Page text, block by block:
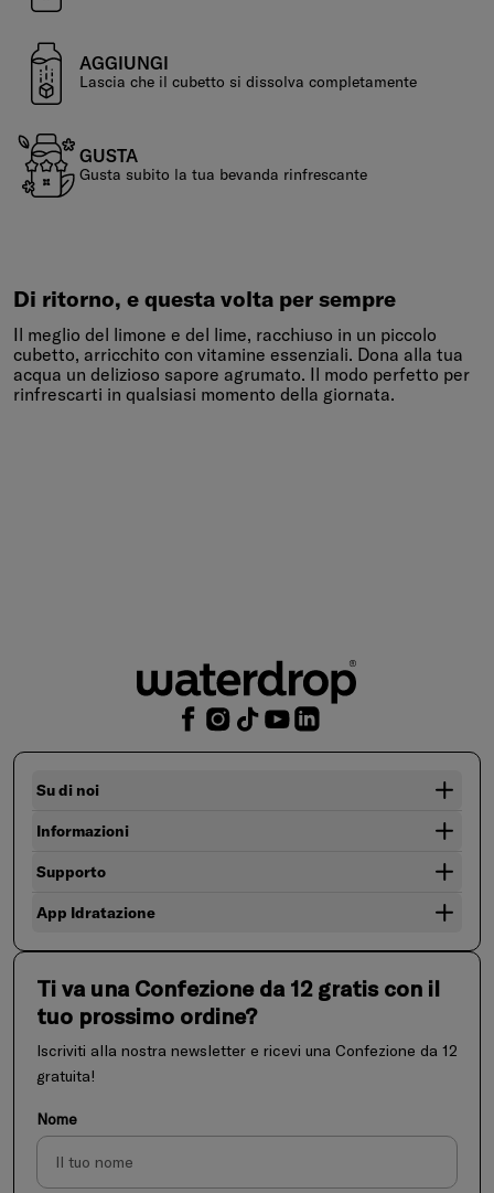
AGGIUNGI
Lascia che il cubetto si dissolva completamente
GUSTA
Gusta subito la tua bevanda rinfrescante
Di ritorno, e questa volta per sempre
Di ritorno, e questa volta per sempre
Il meglio del limone e del lime, racchiuso in un piccolo
cubetto, arricchito con vitamine essenziali. Dona alla tua
acqua un delizioso sapore agrumato. Il modo perfetto per
rinfrescarti in qualsiasi momento della giornata.
Su di noi
Informazioni
Supporto
App Idratazione
Ti va una Confezione da 12 gratis con il
tuo prossimo ordine?
Iscriviti alla nostra newsletter e ricevi una Confezione da 12
gratuita!
Nome